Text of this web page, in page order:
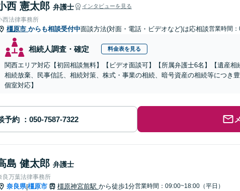
西 憲太郎 弁護士 インタビューを見る
西法律事務所
橿原市 からも相談受付中面談方法(対面・電話・ビデオなど)は応相談営業時間：
相続人調査・確定 料金表を見る
関西エリア対応【初回相談無料】【ビデオ面談可】【所属弁護士6名】【遺産相
相続放棄、民事信託、相続対策、株式・事業の相続、暗号資産の相続等につき
個室対応】
予約
島 健太郎 弁護士
良万葉法律事務所
奈良県|橿原市 橿原神宮前駅 から徒歩1分営業時間：09:00~18:00（平日）